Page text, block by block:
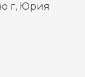
г, Юрия